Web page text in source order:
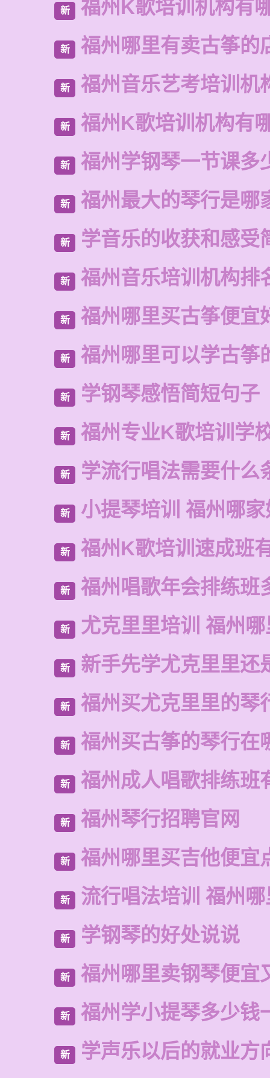
新 福州K歌培训机构有
新 福州哪里有卖古筝的
新 福州音乐艺考培训机
新 福州K歌培训机构有
新 福州学钢琴一节课多
新 福州最大的琴行是哪
新 学音乐的收获和感受
新 福州音乐培训机构排
新 福州哪里买古筝便宜
新 福州哪里可以学古筝
新 学钢琴感悟简短句子
新 福州专业K歌培训学
新 学流行唱法需要什么
新 小提琴培训 福州哪
新 福州K歌培训速成班
新 福州唱歌年会排练班
新 尤克里里培训 福州
新 新手先学尤克里里还
新 福州买尤克里里的琴
新 福州买古筝的琴行在
新 福州成人唱歌排练班
新 福州琴行招聘官网
新 福州哪里买吉他便宜
新 流行唱法培训 福州
新 学钢琴的好处说说
新 福州哪里卖钢琴便宜
新 福州学小提琴多少钱
新 学声乐以后的就业方